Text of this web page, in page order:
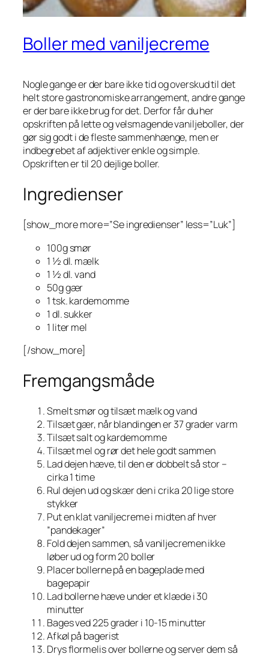
Boller med vaniljecreme
Nogle gange er der bare ikke tid og overskud til det
helt store gastronomiske arrangement, andre gange
er der bare ikke brug for det. Derfor får du her
opskriften på lette og velsmagende vaniljeboller, der
gør sig godt i de fleste sammenhænge, men er
indbegrebet af adjektiver enkle og simple.
Opskriften er til 20 dejlige boller.
Ingredienser
[show_more more=”Se ingredienser” less=”Luk”]
100g smør
1 ½ dl. mælk
1 ½ dl. vand
50g gær
1 tsk. kardemomme
1 dl. sukker
1 liter mel
[/show_more]
Fremgangsmåde
Smelt smør og tilsæt mælk og vand
Tilsæt gær, når blandingen er 37 grader varm
Tilsæt salt og kardemomme
Tilsæt mel og rør det hele godt sammen
Lad dejen hæve, til den er dobbelt så stor –
cirka 1 time
Rul dejen ud og skær den i crika 20 lige store
stykker
Put en klat vaniljecreme i midten af hver
”pandekager”
Fold dejen sammen, så vaniljecremen ikke
løber ud og form 20 boller
Placer bollerne på en bageplade med
bagepapir
Lad bollerne hæve under et klæde i 30
minutter
Bages ved 225 grader i 10-15 minutter
Afkøl på bagerist
Drys flormelis over bollerne og server dem så